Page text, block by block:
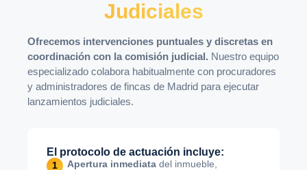
Judiciales
Ofrecemos intervenciones puntuales y discretas en
coordinación con la comisión judicial. Nuestro equipo
especializado colabora habitualmente con procuradores
y administradores de fincas de Madrid para ejecutar
lanzamientos judiciales.
El protocolo de actuación incluye:
Apertura inmediatadel inmueble,